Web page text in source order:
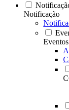
Notificação
Eventos